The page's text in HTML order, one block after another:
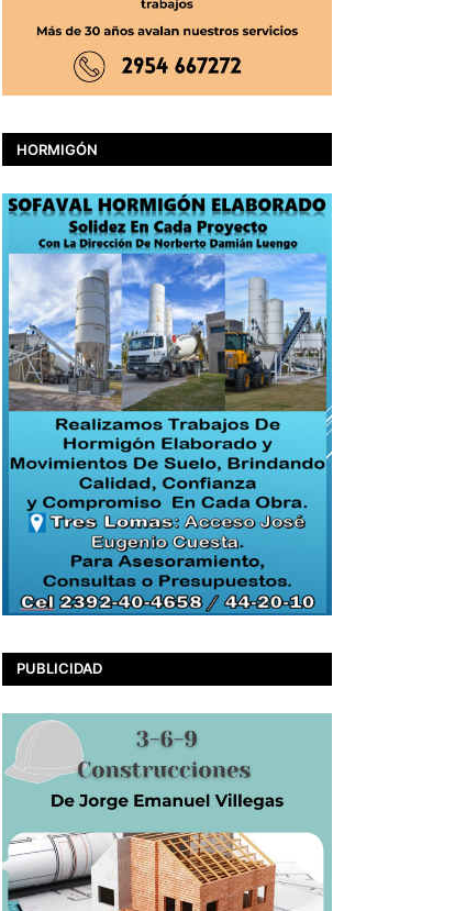
HORMIGÓN
PUBLICIDAD